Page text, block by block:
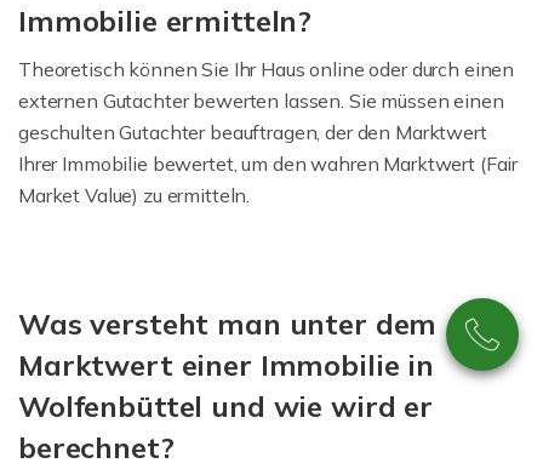
Immobilie ermitteln?
Theoretisch können Sie Ihr Haus online oder durch einen
externen Gutachter bewerten lassen. Sie müssen einen
geschulten Gutachter beauftragen, der den Marktwert
Ihrer Immobilie bewertet, um den wahren Marktwert (Fair
Market Value) zu ermitteln.
Was versteht man unter dem
Marktwert einer Immobilie in
Wolfenbüttel und wie wird er
berechnet?